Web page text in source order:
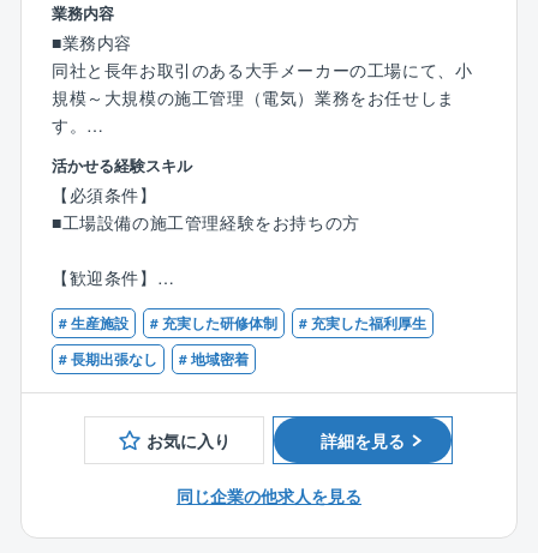
業務内容
■業務内容
同社と長年お取引のある大手メーカーの工場にて、小
規模～大規模の施工管理（電気）業務をお任せしま
す。
※拠点によっては1件数千円～の工事から対応しており
ます。
※こちらも拠点によりますが、例えば新入社員で年間10
0件程度の見積もりを取る場合もあるので、ご対応いた
です）。
■業務詳細:
基本的な業務内容は大手メーカー工場の設備維持メン
テナンスや改修工事の施工管理業務がメインとなりま
その他、下記の業務も徐々にお任せしていきます。
【建物内部での業務】
◎生産設備のための電気工事
活かせる経験スキル
【必須条件】
■工場設備の施工管理経験をお持ちの方
【歓迎条件】
・第一種・第二種電気工事士の有資格者
・電気工事施工管理技士１級もしくは２級の有資格者
# 生産施設 # 充実した研修体制
# 充実した福利厚生
# 長期出張なし
# 地域密着
お気に入り 詳細を見る
同じ企業の他求人を見る